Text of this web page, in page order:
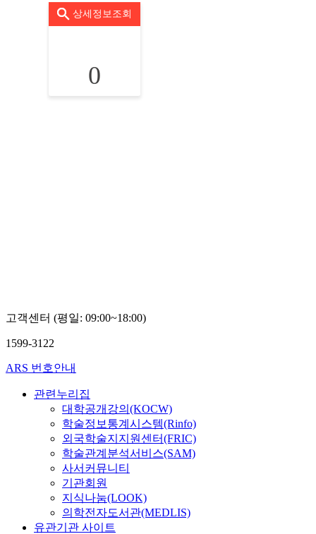
상세정보조회
0
고객센터 (평일: 09:00~18:00)
1599-3122
ARS 번호안내
관련누리집
대학공개강의(KOCW)
학술정보통계시스템(Rinfo)
외국학술지지원센터(FRIC)
학술관계분석서비스(SAM)
사서커뮤니티
기관회원
지식나눔(LOOK)
의학전자도서관(MEDLIS)
유관기관 사이트